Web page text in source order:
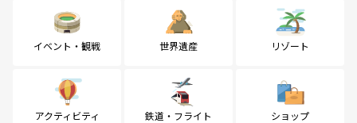
イベント・観戦 世界遺産 リゾート
アクティビティ 鉄道・フライト ショップ